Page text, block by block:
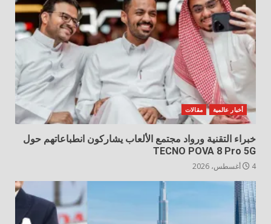
أخبار عالمية مقالات
خبراء التقنية ورواد مجتمع الألعاب يشاركون انطباعاتهم حول
TECNO POVA 8 Pro 5G
4 أغسطس، 2026